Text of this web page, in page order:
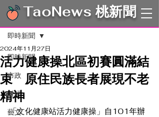
TaoNews 桃新聞
文章
即時新聞
市政
財經
藝文
即時新聞
活力健康操北區初賽圓滿結
束 原住民族長者展現不老
精神
2024年11月27日
「文化健康站活力健康操」自101年辦